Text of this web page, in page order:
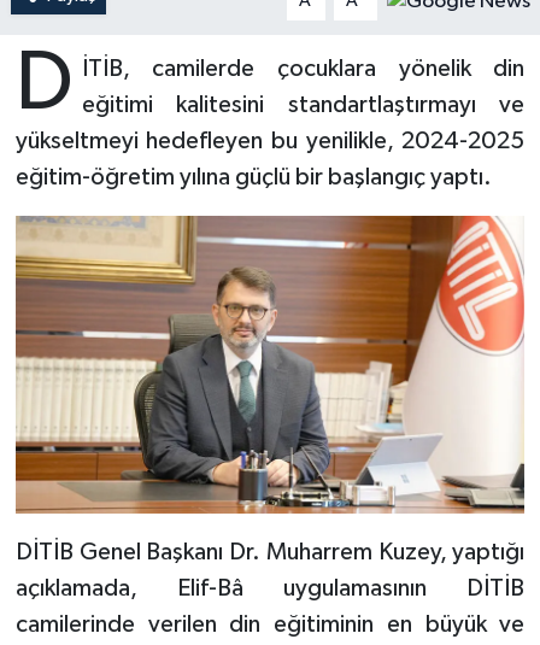
D
İTİB, camilerde çocuklara yönelik din
eğitimi kalitesini standartlaştırmayı ve
yükseltmeyi hedefleyen bu yenilikle, 2024-2025
eğitim-öğretim yılına güçlü bir başlangıç yaptı.
DİTİB Genel Başkanı Dr. Muharrem Kuzey, yaptığı
açıklamada, Elif-Bâ uygulamasının DİTİB
camilerinde verilen din eğitiminin en büyük ve
Batman Müftülüğü
Bayburt Müftülüğü
Bilecik Müftülüğü
Bingöl Müftülüğü
Bitlis Müftülüğü
Bolu Müftülüğü
Burdur Müftülüğü
Çanakkale Müftülüğü
Sahabeler
Zekat
Dünya
Eğitim
Kültür-Sanat
Aile
Makaleler
Ekonomi
Podcast